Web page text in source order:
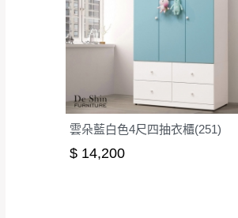
雲朵藍白色4尺四抽衣櫃(251)
$ 14,200